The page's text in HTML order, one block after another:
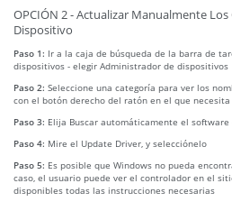
OPCIÓN 2 - Actualizar Manualmente
Dispositivo
Paso 1: Ir a la caja de búsqueda de la barra de
dispositivos - elegir Administrador de dispositivos
Paso 2: Seleccione una categoría para ver los
con el botón derecho del ratón en el que
Paso 3: Elija Buscar automáticamente el
Paso 4: Mire el Update Driver, y selecciónelo
Paso 5: Es posible que Windows no pueda
caso, el usuario puede ver el controlador en el
disponibles todas las instrucciones necesarias